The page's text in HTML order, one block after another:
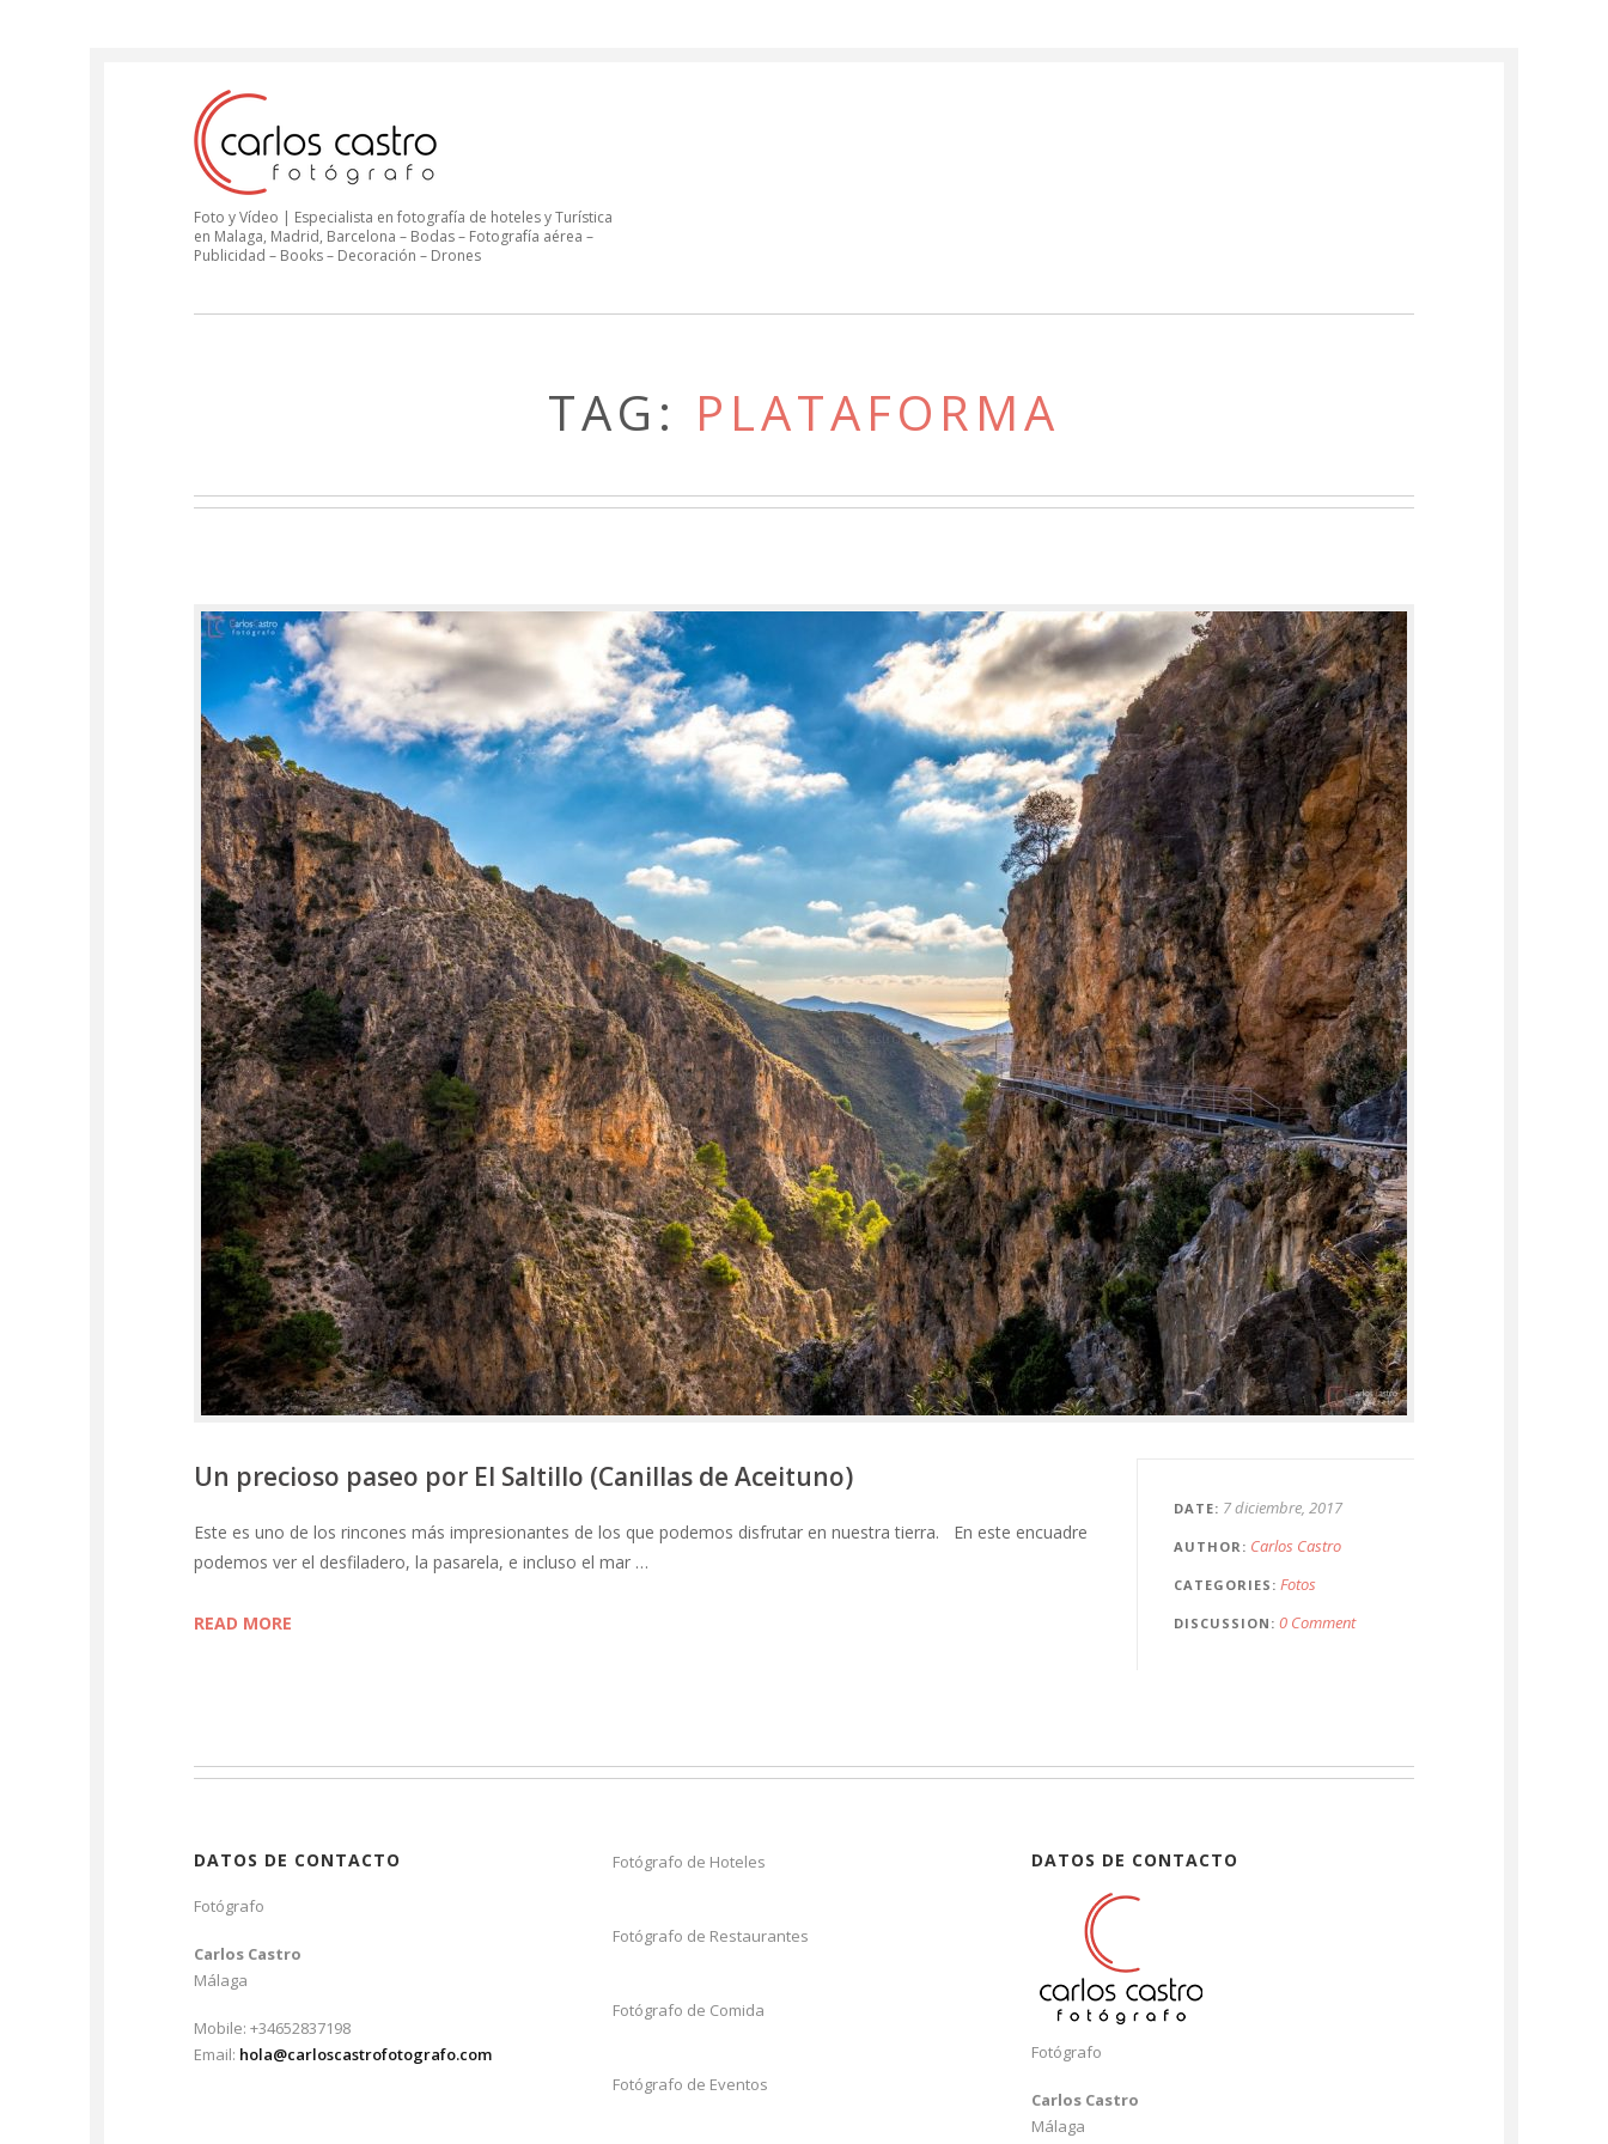
Foto y Vídeo | Especialista en fotografía de hoteles y Turística
en Malaga, Madrid, Barcelona – Bodas – Fotografía aérea –
Publicidad – Books – Decoración – Drones
TAG: PLATAFORMA
DATE 7 diciembre, 2017
AUTHOR Carlos Castro
CATEGORIES Fotos
DISCUSSION 0 Comment
Un precioso paseo por El Saltillo (Canillas de Aceituno)
Este es uno de los rincones más impresionantes de los que podemos disfrutar en nuestra tierra. En este encuadre
podemos ver el desfiladero, la pasarela, e incluso el mar …
READ MORE
DATOS DE CONTACTO
Fotógrafo
Carlos Castro
Málaga
Mobile: +34652837198
Email: hola@carloscastrofotografo.com
Fotógrafo de Hoteles
Fotógrafo de Restaurantes
Fotógrafo de Comida
Fotógrafo de Eventos
DATOS DE CONTACTO
Fotógrafo
Carlos Castro
Málaga